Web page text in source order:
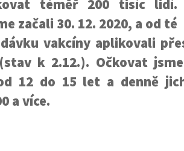
téměř 200 tisíc lidí.
začali 30. 12. 2020, a od té
vakcíny aplikovali
k 2.12.). Očkovat
12 do 15 let a denně
a více.